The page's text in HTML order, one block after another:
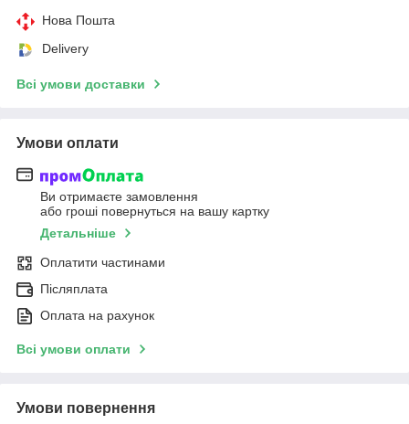
Нова Пошта
Delivery
Всі умови доставки
Умови оплати
Ви отримаєте замовлення
або гроші повернуться на вашу картку
Детальніше
Оплатити частинами
Післяплата
Оплата на рахунок
Всі умови оплати
Умови повернення